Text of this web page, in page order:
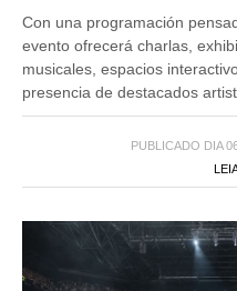
Con una programación
evento ofrecerá charlas,
musicales, espacios
presencia de destacados
PUBLICADO DIA